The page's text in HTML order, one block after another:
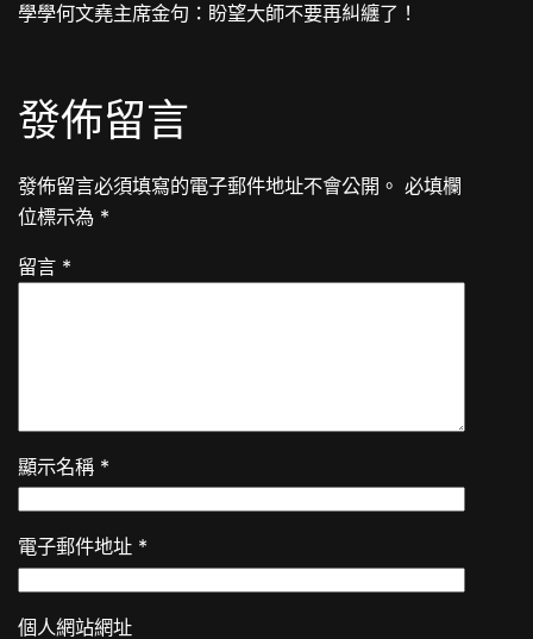
學學何文堯主席金句：盼望大師不要再糾纏了！
發佈留言
發佈留言必須填寫的電子郵件地址不會公開。 必填欄
位標示為 *
留言 *
顯示名稱 *
電子郵件地址 *
個人網站網址